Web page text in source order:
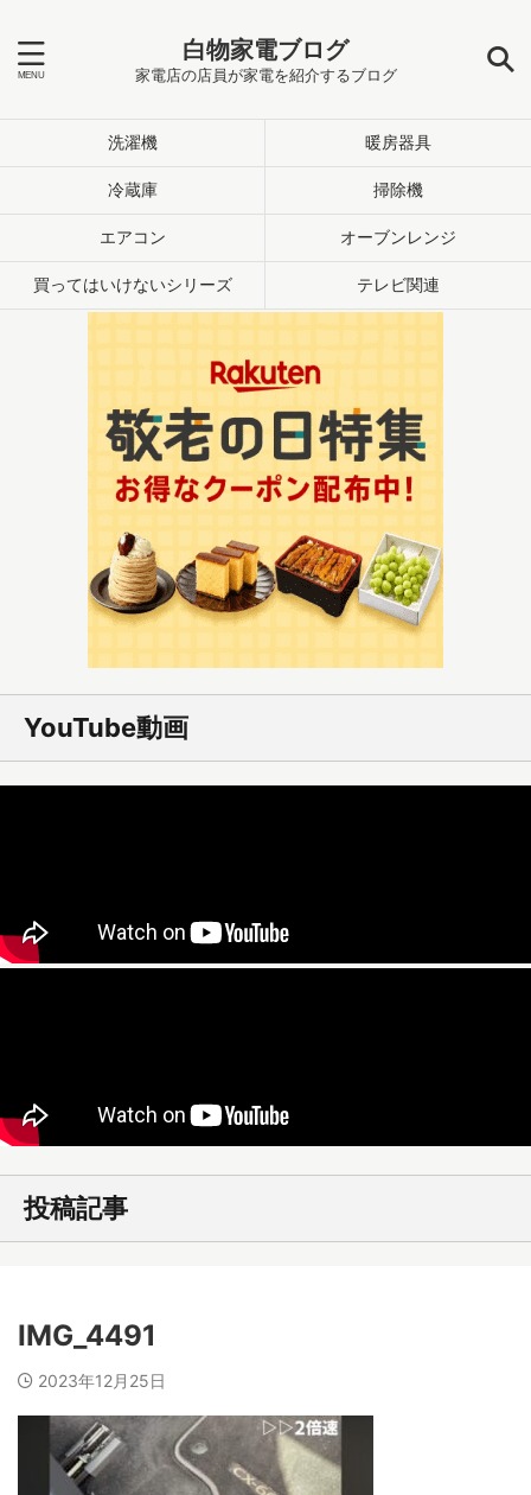
白物家電ブログ
家電店の店員が家電を紹介するブログ
洗濯機 暖房器具
冷蔵庫 掃除機
エアコン オーブンレンジ
買ってはいけないシリーズ テレビ関連
YouTube動画
投稿記事
IMG_4491
2023年12月25日